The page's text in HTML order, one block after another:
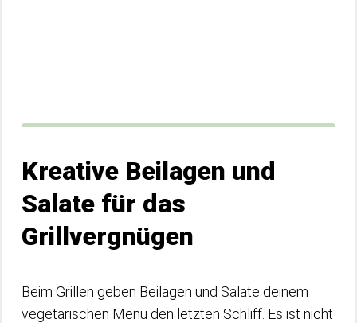
Kreative Beilagen und
Salate für das
Grillvergnügen
Beim Grillen geben Beilagen und Salate deinem
vegetarischen Menü den letzten Schliff. Es ist nicht